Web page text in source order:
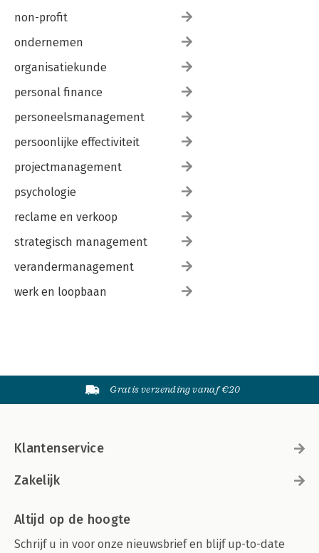
non-profit
ondernemen
organisatiekunde
personal finance
personeelsmanagement
persoonlijke effectiviteit
projectmanagement
psychologie
reclame en verkoop
strategisch management
verandermanagement
werk en loopbaan
Gratis verzending vanaf €20
Klantenservice
Zakelijk
Altijd op de hoogte
Schrijf u in voor onze nieuwsbrief en blijf up-to-date